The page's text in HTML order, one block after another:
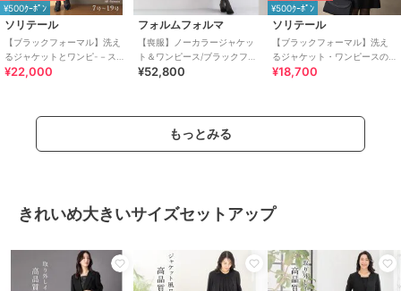
¥500ｸｰﾎﾟﾝ
ソリテール
【ブラックフォーマル】洗え
るジャケットとワンピ-－スの
アンサンブル/喪服/礼服/卒業
¥22,000
フォルムフォルマ
【喪服】ノーカラージャケッ
ト＆ワンピース/ブラックフォ
ーマル/セレモニー/オールシー
¥52,800
¥500ｸｰﾎﾟﾝ
ソリテール
【ブラックフォーマル】洗え
るジャケット・ワンピースの
アンサンブル/喪服/礼服/卒業
¥18,700
もっとみる
きれいめ大きいサイズセットアップ